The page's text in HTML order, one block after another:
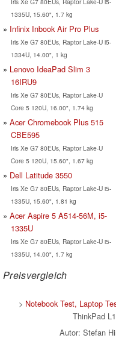
1335U, 15.60", 1.7 kg
Infinix Inbook Air Pro Plus
Iris Xe G7 80EUs, Raptor Lake-U i5-
1334U, 14.00", 1 kg
Lenovo IdeaPad Slim 3
16IRU9
Iris Xe G7 80EUs, Raptor Lake-U
Core 5 120U, 16.00", 1.74 kg
Acer Chromebook Plus 515
CBE595
Iris Xe G7 80EUs, Raptor Lake-U
Core 5 120U, 15.60", 1.67 kg
Dell Latitude 3550
Iris Xe G7 80EUs, Raptor Lake-U i5-
1335U, 15.60", 1.81 kg
Acer Aspire 5 A514-56M, i5-
1335U
Iris Xe G7 80EUs, Raptor Lake-U i5-
1335U, 14.00", 1.7 kg
Preisvergleich
> Notebook Test, Laptop
ThinkPad
Autor: Stefan